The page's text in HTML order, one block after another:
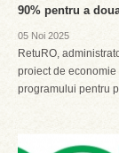
90% pentru a
05 Noi 2025
RetuRO,
proiect de
programului pentru